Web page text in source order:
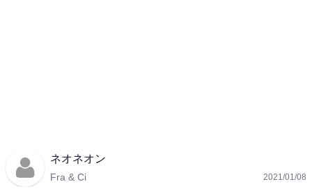
ネオネオン
Fra & Ci 2021/01/08